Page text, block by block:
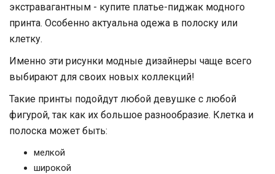
экстравагантным - купите платье-пиджак модного
принта. Особенно актуальна одежа в полоску или
клетку.
Именно эти рисунки модные дизайнеры чаще всего
выбирают для своих новых коллекций!
Такие принты подойдут любой девушке с любой
фигурой, так как их большое разнообразие. Клетка и
полоска может быть:
мелкой
широкой